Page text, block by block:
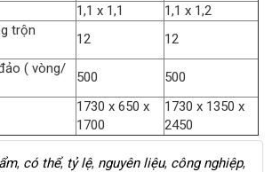
1,1 x 1,1
1,1 x 1,2
trộn
12
12
( vòng/
500 500
1730 x 650 x
1700
1730 x 1350 x
2450
, có thể, tỷ lệ, nguyên liệu, công nghiệp,